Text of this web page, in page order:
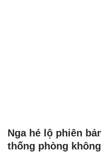
Nga hé lộ phiên
thống phòng